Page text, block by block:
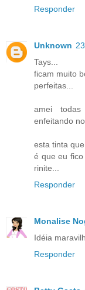
Responder
Unknown
Tays...
ficam muito
perfeitas...
amei
enfeitando
esta tinta
é que eu
rinite...
Responder
Monalise
Idéia
Responder